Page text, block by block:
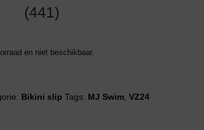
(441)
en niet beschikbaar.
Bikini slip Tags: MJ Swim ,VZ24